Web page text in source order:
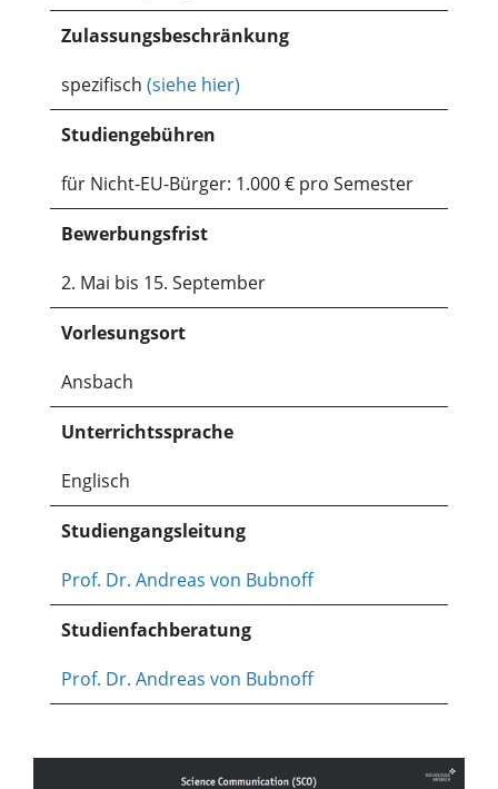
Zulassungsbeschränkung
spezifisch (siehe hier)
Studiengebühren
für Nicht-EU-Bürger: 1.000 € pro Semester
Bewerbungsfrist
2. Mai bis 15. September
Vorlesungsort
Ansbach
Unterrichtssprache
Englisch
Studiengangsleitung
Prof. Dr. Andreas von Bubnoff
Studienfachberatung
Prof. Dr. Andreas von Bubnoff